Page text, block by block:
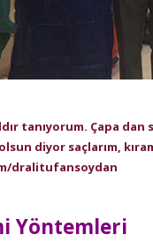
tanıyorum. Çapa dan
diyor saçlarım,
dralitufansoydan
Yöntemleri